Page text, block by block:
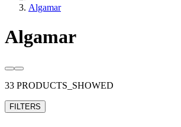
Algamar
Algamar
33 PRODUCTS_SHOWED
FILTERS